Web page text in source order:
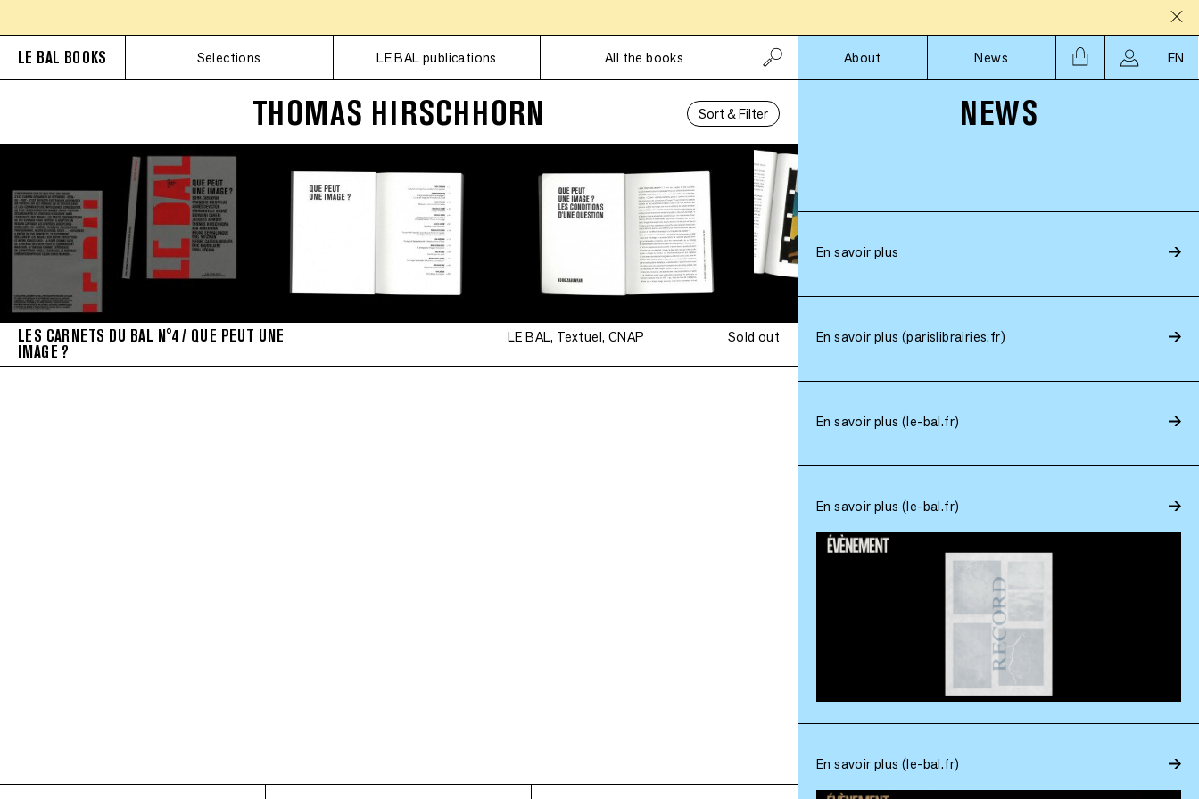
LE BAL BOOKS Selections LE BAL publications All the books
Subscriptions
About
News EN
THOMAS HIRSCHHORN Sort & Filter
LES CARNETS DU BAL N°4 / QUE PEUT UNE
IMAGE ?
LE BAL, Textuel, CNAP Sold out
NEWS
En savoir plus
En savoir plus (parislibrairies.fr)
En savoir plus (le-bal.fr)
En savoir plus (le-bal.fr)
En savoir plus (le-bal.fr)